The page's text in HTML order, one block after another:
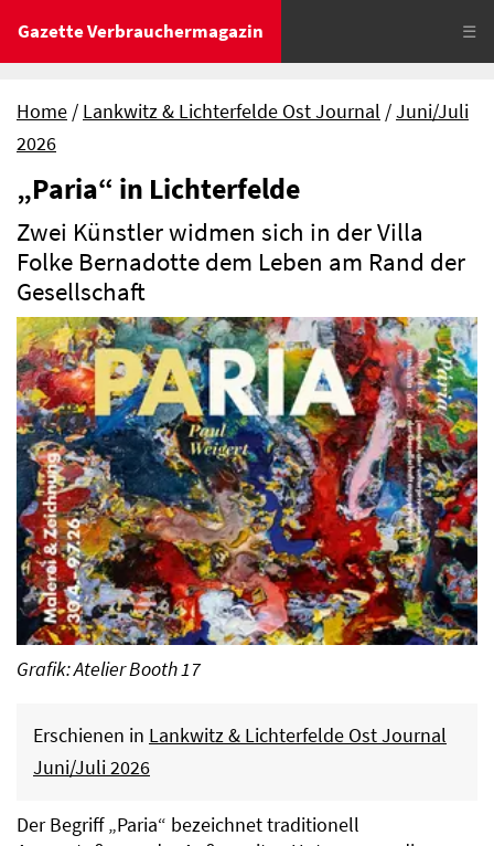
Gazette Verbrauchermagazin ☰
Home Lankwitz & Lichterfelde Ost Journal
Juni/Juli
2026
„Paria“ in Lichterfelde
Zwei Künstler widmen sich in der Villa
Folke Bernadotte dem Leben am Rand der
Gesellschaft
Grafik: Atelier Booth 17
Erschienen in Lankwitz & Lichterfelde Ost Journal
Juni/Juli 2026
Der Begriff „Paria“ bezeichnet traditionell